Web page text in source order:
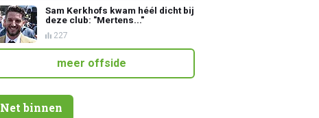
Sam Kerkhofs kwam héél dicht bij
deze club: "Mertens..."
227
meer offside
Net binnen